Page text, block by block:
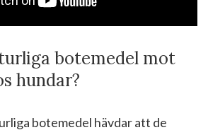
botemedel mot
hundar?
botemedel hävdar att de